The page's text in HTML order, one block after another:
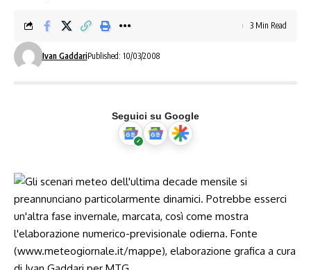
Ivan GaddariPublished: 10/03/2008
3 Min Read
Seguici su Google